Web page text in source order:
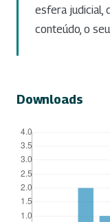
esfera judicial,
conteúdo, o
Downloads